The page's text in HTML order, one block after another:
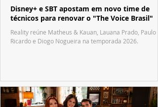
Disney+ e SBT apostam em novo time de
técnicos para renovar o "The Voice Brasil"
Reality reúne Matheus & Kauan, Lauana Prado, Paulo
Ricardo e Diogo Nogueira na temporada 2026.